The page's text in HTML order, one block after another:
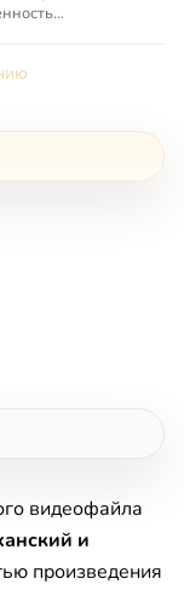
видеофайла
и
произведения